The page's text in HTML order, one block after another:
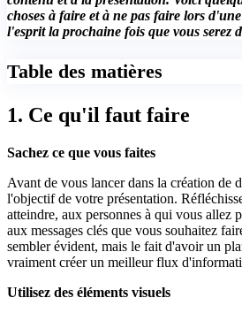
choses à faire et à ne pas faire lors
l'esprit la prochaine fois que vous serez
Table des matières
1. Ce qu'il faut faire
Sachez ce que vous faites
Avant de vous lancer dans la création de
l'objectif de votre présentation.
atteindre, aux personnes à qui vous allez
aux messages clés que vous souhaitez
sembler évident, mais le fait d'avoir un
vraiment créer un meilleur flux
Utilisez des éléments visuels